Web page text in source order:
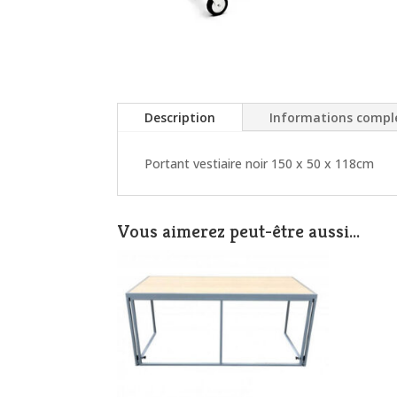
Description Informations
Portant vestiaire noir 150 x 50 x 118cm
Vous aimerez peut-être aussi…